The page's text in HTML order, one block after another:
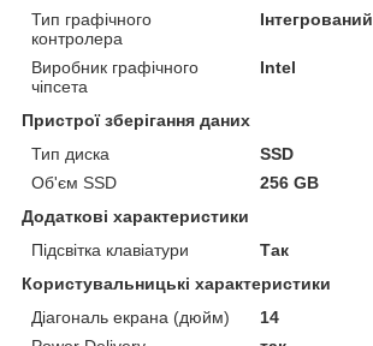
Тип графічного
контролера
Інтегрований
Виробник графічного
чіпсета
Intel
Пристрої зберігання даних
Тип диска
SSD
Об'єм SSD
256 GB
Додаткові характеристики
Підсвітка клавіатури
Так
Користувальницькі характеристики
Діагональ екрана (дюйм)
14